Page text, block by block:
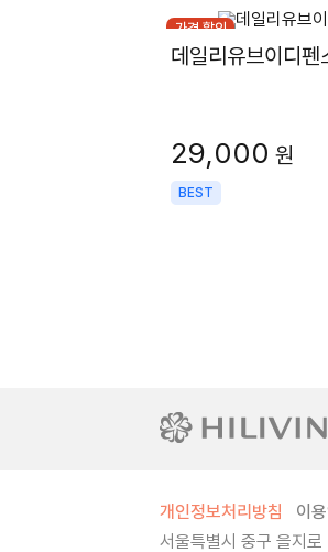
가격 할인
데일리유브이디펜
29,000 원
BEST
개인정보처리방침 이
서울특별시 중구 을지